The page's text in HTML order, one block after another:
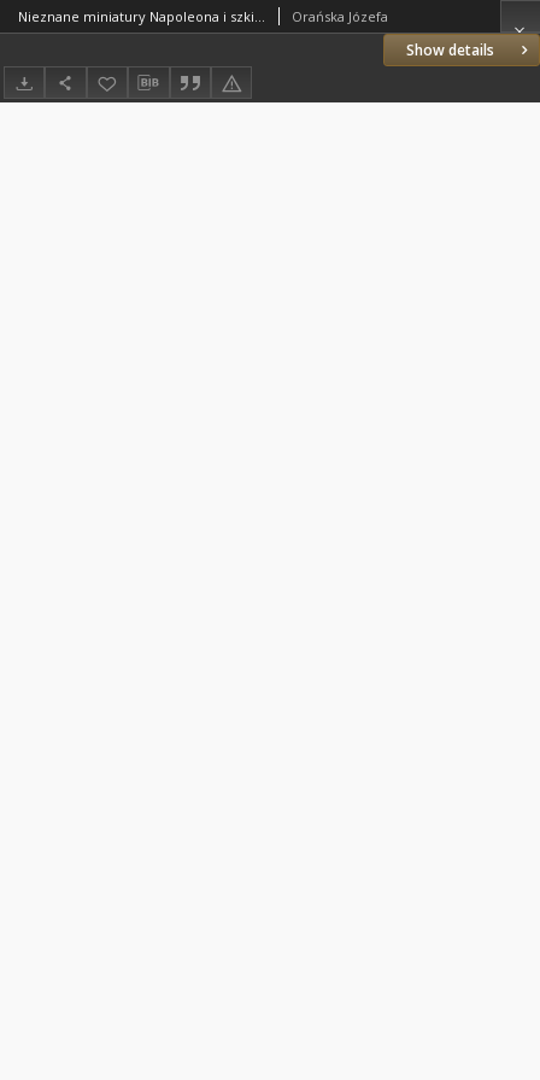
Show details
Nieznane miniatury Napoleona i szkic z Longwood w zbiorach kórnickich. Pamiętnik Biblioteki Kórnickiej Z. 3. Orańska Józefa